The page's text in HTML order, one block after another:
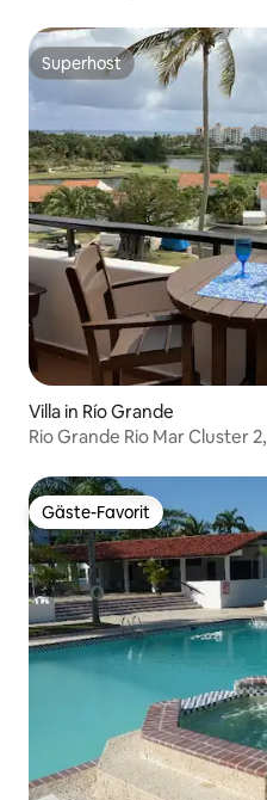
Superhost
Superhost
Villa in Río Grande
Rio Grande Rio Mar
Gäste-Favorit
Gäste-Favorit